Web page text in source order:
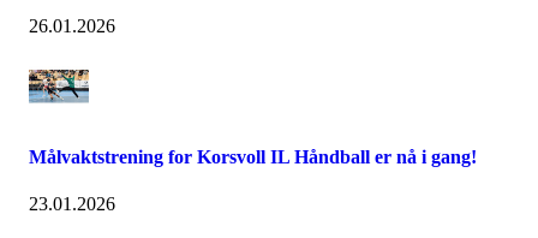
26.01.2026
Målvaktstrening for Korsvoll IL Håndball er nå i gang!
23.01.2026